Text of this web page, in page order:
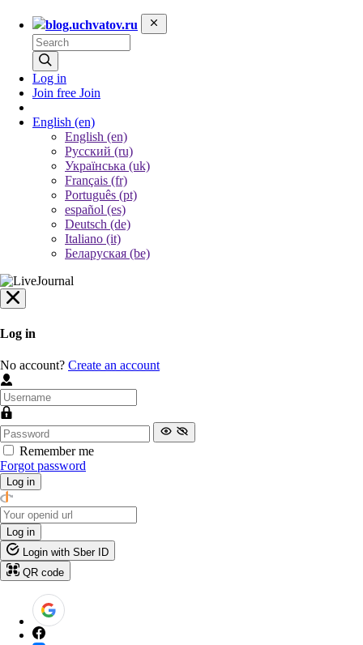
blog.uchvatov.ru
Log in
Join free Join
English (en)
English (en)
Русский (ru)
Українська (uk)
Français (fr)
Português (pt)
español (es)
Deutsch (de)
Italiano (it)
Беларуская (be)
Log in
No account? Create an account
Remember me
Forgot password
Log in
Log in
Login with Sber ID
QR code